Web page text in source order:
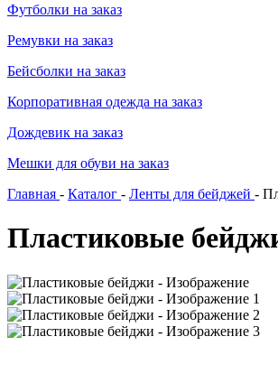
Футболки на заказ
Ремувки на заказ
Бейсболки на заказ
Корпоративная одежда на заказ
Дождевик на заказ
Мешки для обуви на заказ
Главная - Каталог - Ленты для бейджей -
Пластиковые